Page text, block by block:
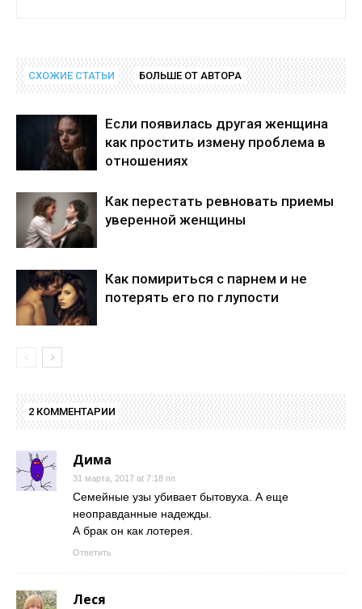
СХОЖИЕ СТАТЬИ БОЛЬШЕ ОТ АВТОРА
Если появилась другая женщина
как простить измену проблема в
отношениях
Как перестать ревновать приемы
уверенной женщины
Как помириться с парнем и не
потерять его по глупости
2 КОММЕНТАРИИ
Дима
31 марта, 2017 at 7:18 пп
Семейные узы убивает бытовуха. А еще
неоправданные надежды.
А брак он как лотерея.
Ответить
Леся